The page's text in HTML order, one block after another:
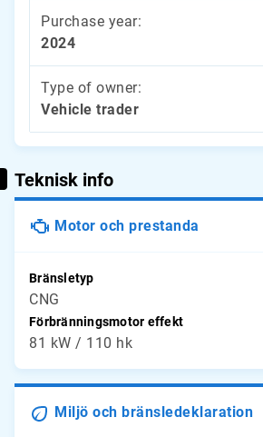
Purchase year:
2024
Type of owner:
Vehicle trader
Teknisk info
Motor och prestanda
Bränsletyp
CNG
Förbränningsmotor effekt
81 kW / 110 hk
Miljö och bränsledeklaration